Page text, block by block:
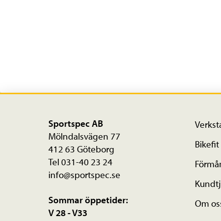
Sportspec AB
Mölndalsvägen 77
412 63 Göteborg
Tel 031-40 23 24
info@sportspec.se
Sommar öppetider:
V 28 - V33
Bikefit
Om